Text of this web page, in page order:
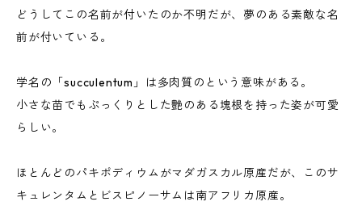
どうしてこの名前が付いたのか不明だが、夢のある素敵な名
前が付いている。
学名の「succulentum」は多肉質のという意味がある。
小さな苗でもぷっくりとした艶のある塊根を持った姿が可愛
らしい。
ほとんどのパキポディウムがマダガスカル原産だが、このサ
キュレンタムとビスピノーサムは南アフリカ原産。